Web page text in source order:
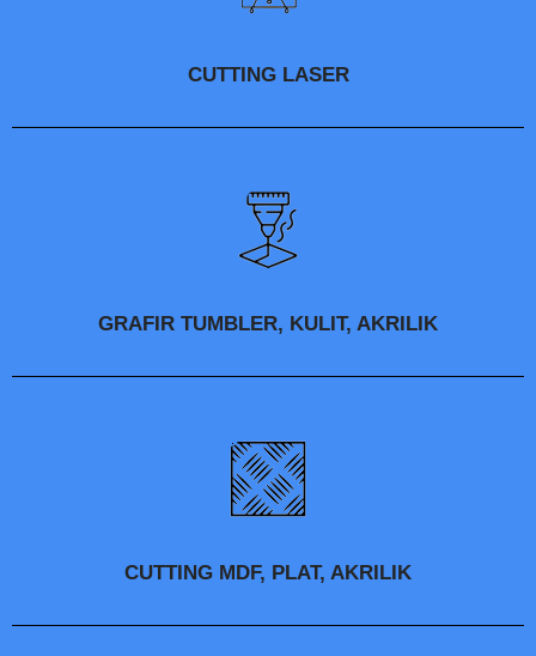
CUTTING LASER
GRAFIR TUMBLER, KULIT, AKRILIK
CUTTING MDF, PLAT, AKRILIK